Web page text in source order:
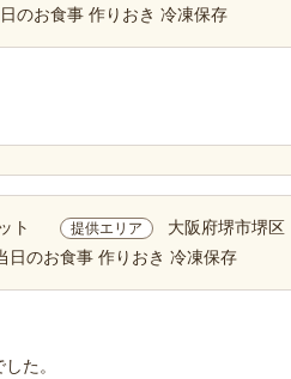
のお食事 作りおき 冷凍保存
ト 提供エリア 大阪府堺市堺区
日のお食事 作りおき 冷凍保存
た。